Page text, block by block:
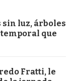
sin luz, árboles
que
Fratti, le